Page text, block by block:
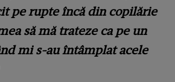
pe rupte încă din copilărie
să mă trateze ca pe un
mi s-au întâmplat acele